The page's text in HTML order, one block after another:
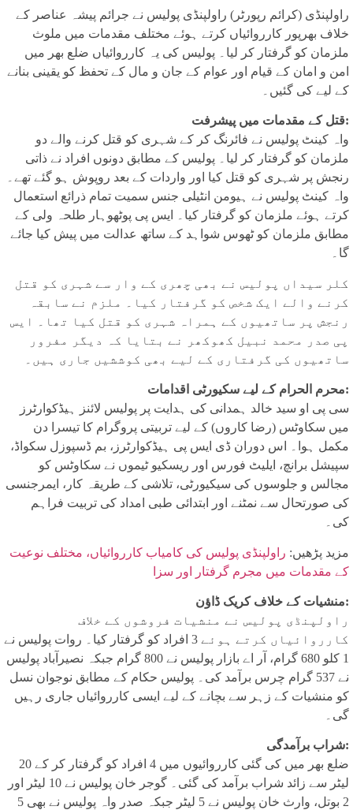
راولپنڈی (کرائم رپورٹر) راولپنڈی پولیس نے جرائم پیشہ عناصر کے
خلاف بھرپور کارروائیاں کرتے ہوئے مختلف مقدمات میں ملوث
ملزمان کو گرفتار کر لیا۔ پولیس کی یہ کارروائیاں ضلع بھر میں
امن و امان کے قیام اور عوام کے جان و مال کے تحفظ کو یقینی بنانے
کے لیے کی گئیں۔
قتل کے مقدمات میں پیشرفت:
واہ کینٹ پولیس نے فائرنگ کر کے شہری کو قتل کرنے والے دو
ملزمان کو گرفتار کر لیا۔ پولیس کے مطابق دونوں افراد نے ذاتی
رنجش پر شہری کو قتل کیا اور واردات کے بعد روپوش ہو گئے تھے۔
واہ کینٹ پولیس نے ہیومن انٹیلی جنس سمیت تمام ذرائع استعمال
کرتے ہوئے ملزمان کو گرفتار کیا۔ ایس پی پوٹھوہار طلحہ ولی کے
مطابق ملزمان کو ٹھوس شواہد کے ساتھ عدالت میں پیش کیا جائے
گا۔
کلر سیداں پولیس نے بھی چھری کے وار سے شہری کو قتل
کرنے والے ایک شخص کو گرفتار کیا۔ ملزم نے سابقہ
رنجش پر ساتھیوں کے ہمراہ شہری کو قتل کیا تھا۔ ایس
پی صدر محمد نبیل کھوکھر نے بتایا کہ دیگر مفرور
ساتھیوں کی گرفتاری کے لیے بھی کوششیں جاری ہیں۔
محرم الحرام کے لیے سکیورٹی اقدامات:
سی پی او سید خالد ہمدانی کی ہدایت پر پولیس لائنز ہیڈکوارٹرز
میں سکاوٹس (رضا کاروں) کے لیے تربیتی پروگرام کا تیسرا دن
مکمل ہوا۔ اس دوران ڈی ایس پی ہیڈکوارٹرز، بم ڈسپوزل سکواڈ،
سپیشل برانچ، ایلیٹ فورس اور ریسکیو ٹیموں نے سکاوٹس کو
مجالس و جلوسوں کی سیکیورٹی، تلاشی کے طریقہ کار، ایمرجنسی
کی صورتحال سے نمٹنے اور ابتدائی طبی امداد کی تربیت فراہم
کی۔
مزید پڑھیں: راولپنڈی پولیس کی کامیاب کارروائیاں، مختلف نوعیت
کے مقدمات میں مجرم گرفتار اور سزا
منشیات کے خلاف کریک ڈاؤن:
راولپنڈی پولیس نے منشیات فروشوں کے خلاف
کارروائیاں کرتے ہوئے 3 افراد کو گرفتار کیا۔ روات پولیس نے
1 کلو 680 گرام، آر اے بازار پولیس نے 800 گرام جبکہ نصیرآباد پولیس
نے 537 گرام چرس برآمد کی۔ پولیس حکام کے مطابق نوجوان نسل
کو منشیات کے زہر سے بچانے کے لیے ایسی کارروائیاں جاری رہیں
گی۔
شراب برآمدگی:
ضلع بھر میں کی گئی کارروائیوں میں 4 افراد کو گرفتار کر کے 20
لیٹر سے زائد شراب برآمد کی گئی۔ گوجر خان پولیس نے 10 لیٹر اور
2 بوتل، وارث خان پولیس نے 5 لیٹر جبکہ صدر واہ پولیس نے بھی 5